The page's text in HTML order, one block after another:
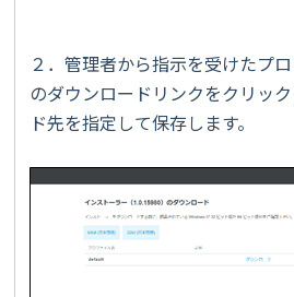
２．管理者から指示を受けたプ
のダウンロードリンクをクリッ
ド先を指定して保存します。